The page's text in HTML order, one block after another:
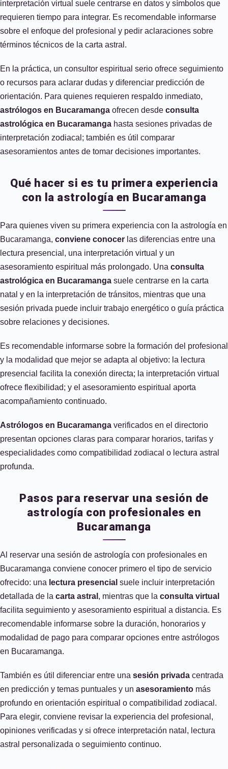
interpretación virtual suele centrarse en datos y símbolos que
requieren tiempo para integrar. Es recomendable informarse
sobre el enfoque del profesional y pedir aclaraciones sobre
términos técnicos de la carta astral.
En la práctica, un consultor espiritual serio ofrece seguimiento
o recursos para aclarar dudas y diferenciar predicción de
orientación. Para quienes requieren respaldo inmediato,
astrólogos en Bucaramanga ofrecen desde consulta
astrológica en Bucaramanga hasta sesiones privadas de
interpretación zodiacal; también es útil comparar
asesoramientos antes de tomar decisiones importantes.
Qué hacer si es tu primera experiencia
con la astrología en Bucaramanga
Para quienes viven su primera experiencia con la astrología en
Bucaramanga, conviene conocer las diferencias entre una
lectura presencial, una interpretación virtual y un
asesoramiento espiritual más prolongado. Una consulta
astrológica en Bucaramanga suele centrarse en la carta
natal y en la interpretación de tránsitos, mientras que una
sesión privada puede incluir trabajo energético o guía práctica
sobre relaciones y decisiones.
Es recomendable informarse sobre la formación del profesional
y la modalidad que mejor se adapta al objetivo: la lectura
presencial facilita la conexión directa; la interpretación virtual
ofrece flexibilidad; y el asesoramiento espiritual aporta
acompañamiento continuado.
Astrólogos en Bucaramanga verificados en el directorio
presentan opciones claras para comparar horarios, tarifas y
especialidades como compatibilidad zodiacal o lectura astral
profunda.
Pasos para reservar una sesión de
astrología con profesionales en
Bucaramanga
Al reservar una sesión de astrología con profesionales en
Bucaramanga conviene conocer primero el tipo de servicio
ofrecido: una lectura presencial suele incluir interpretación
detallada de la carta astral , mientras que la consulta virtual
facilita seguimiento y asesoramiento espiritual a distancia. Es
recomendable informarse sobre la duración, honorarios y
modalidad de pago para comparar opciones entre astrólogos
en Bucaramanga.
También es útil diferenciar entre una sesión privada centrada
en predicción y temas puntuales y un asesoramiento más
profundo en orientación espiritual o compatibilidad zodiacal.
Para elegir, conviene revisar la experiencia del profesional,
opiniones verificadas y si ofrece interpretación natal, lectura
astral personalizada o seguimiento continuo.